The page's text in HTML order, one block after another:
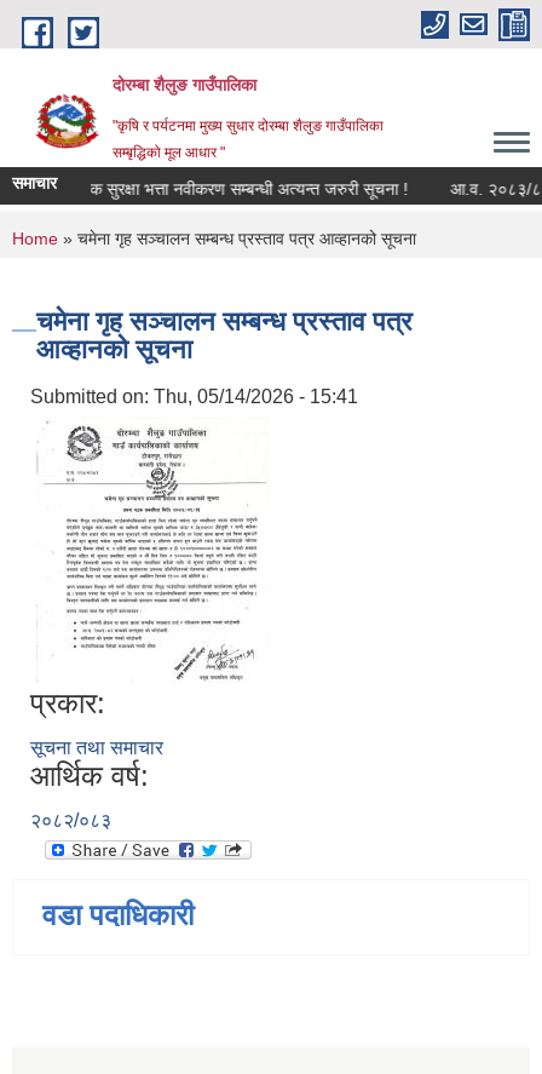
Skip to main content
दोरम्बा शैलुङ गाउँपालिका
"कृषि र पर्यटनमा मुख्य सुधार दोरम्बा शैलुङ गाउँपालिका
सम्बृद्धिको मूल आधार "
समाचार
सामाजिक सुरक्षा भत्ता नवीकरण सम्बन्धी अत्यन्त जरुरी सूचना ! आ.व. २०८३/८४
You are here
Home » चमेना गृह सञ्चालन सम्बन्ध प्रस्ताव पत्र आव्हानको सूचना
चमेना गृह सञ्चालन सम्बन्ध प्रस्ताव पत्र
आव्हानको सूचना
Submitted on: Thu, 05/14/2026 - 15:41
प्रकार:
सूचना तथा समाचार
आर्थिक वर्ष:
२०८२/०८३
वडा पदाधिकारी